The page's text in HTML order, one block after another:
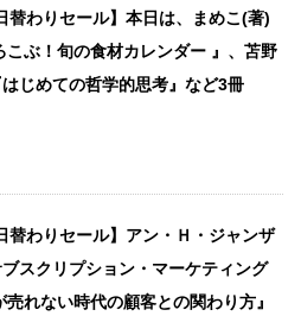
替わりセール】本日は、まめこ(著)
こぶ！旬の食材カレンダー 』、苫野
じめての哲学的思考』など3冊
替わりセール】アン・Ｈ・ジャンザ
スクリプション・マーケティング
れない時代の顧客との関わり方』